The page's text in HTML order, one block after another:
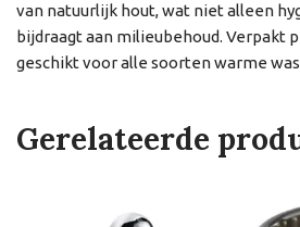
van natuurlijk hout, wat niet alleen
bijdraagt aan milieubehoud. Verpakt
geschikt voor alle soorten warme
Gerelateerde